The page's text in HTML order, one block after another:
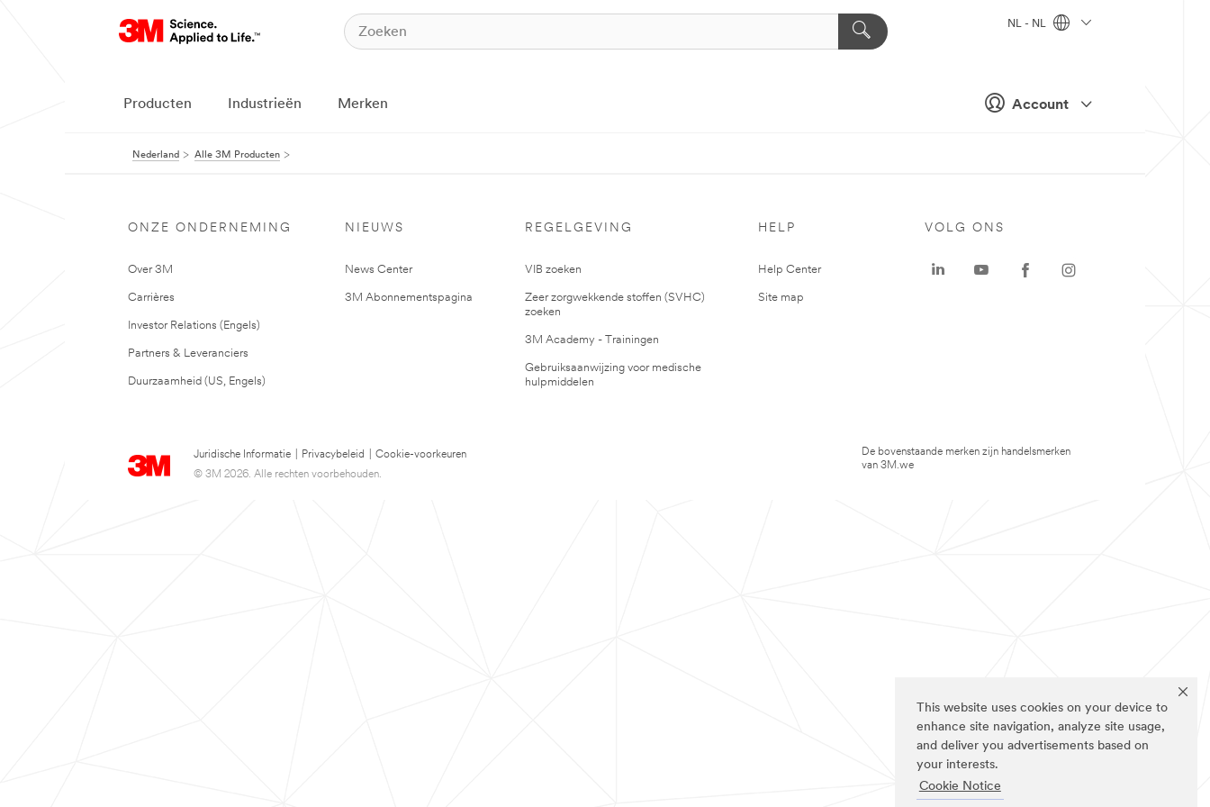
This website uses cookies on your device to
enhance site navigation, analyze site usage,
and deliver you advertisements based on
your interests.
Cookie Notice
Account
NL - NL
Producten Industrieën Merken
Nederland Alle 3M Producten
ONZE ONDERNEMING
Over 3M
Carrières
Investor Relations (Engels)
Partners & Leveranciers
Duurzaamheid (US, Engels)
NIEUWS
News Center
3M Abonnementspagina
REGELGEVING
VIB zoeken
Zeer zorgwekkende stoffen (SVHC)
zoeken
3M Academy - Trainingen
Gebruiksaanwijzing voor medische
hulpmiddelen
HELP
Help Center
Site map
Juridische Informatie Privacybeleid
Cookie-voorkeuren
© 3M 2026. Alle rechten voorbehouden.
VOLG ONS
De bovenstaande merken zijn handelsmerken
van 3M.we